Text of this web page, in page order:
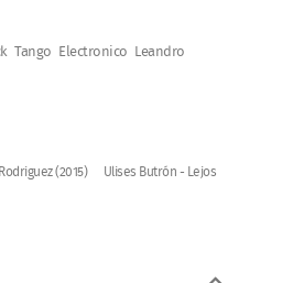
Tango Electronico Leandro
(2015)
Ulises Butrón - Lejos